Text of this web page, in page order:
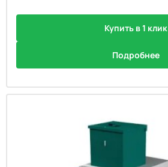
Купить в 1 клик
Подробнее